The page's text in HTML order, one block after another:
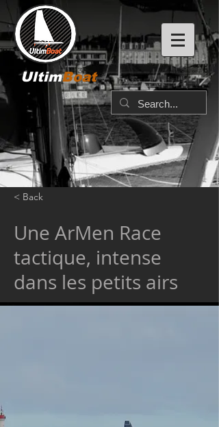
UltimBoat
< Back
Une ArMen Race
tactique, intense
dans les petits airs